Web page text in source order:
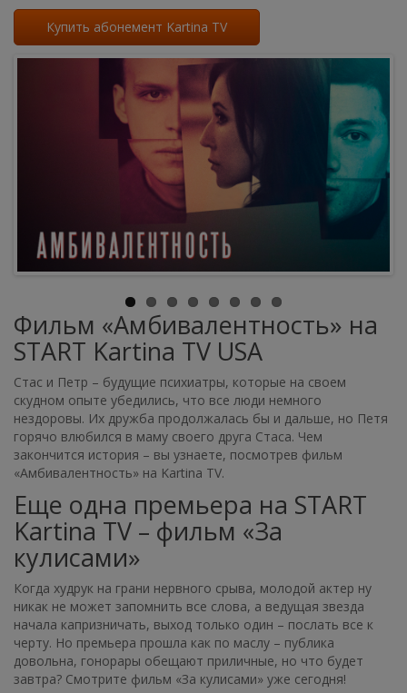
Купить абонемент Kartina TV
Фильм «Амбивалентность» на
START Kartina TV USA
Стас и Петр – будущие психиатры, которые на своем
скудном опыте убедились, что все люди немного
нездоровы. Их дружба продолжалась бы и дальше, но Петя
горячо влюбился в маму своего друга Стаса. Чем
закончится история – вы узнаете, посмотрев фильм
«Амбивалентность» на Kartina TV.
Еще одна премьера на START
Kartina TV – фильм «За
кулисами»
Когда худрук на грани нервного срыва, молодой актер ну
никак не может запомнить все слова, а ведущая звезда
начала капризничать, выход только один – послать все к
черту. Но премьера прошла как по маслу – публика
довольна, гонорары обещают приличные, но что будет
завтра? Смотрите фильм «За кулисами» уже сегодня!